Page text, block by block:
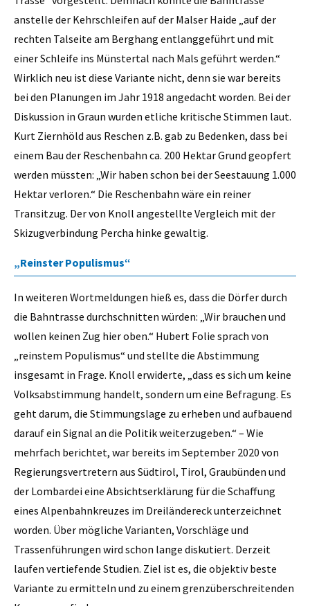
anstelle der Kehrschleifen auf der Malser Haide „auf der
rechten Talseite am Berghang entlanggeführt und mit
einer Schleife ins Münstertal nach Mals geführt werden.“
Wirklich neu ist diese Variante nicht, denn sie war bereits
bei den Planungen im Jahr 1918 angedacht worden. Bei der
Diskussion in Graun wurden etliche kritische Stimmen laut.
Kurt Ziernhöld aus Reschen z.B. gab zu Bedenken, dass bei
einem Bau der Reschenbahn ca. 200 Hektar Grund geopfert
werden müssten: „Wir haben schon bei der Seestauung 1.000
Hektar verloren.“ Die Reschenbahn wäre ein reiner
Transitzug. Der von Knoll angestellte Vergleich mit der
Skizugverbindung Percha hinke gewaltig.
„Reinster Populismus“
In weiteren Wortmeldungen hieß es, dass die Dörfer durch
die Bahntrasse durchschnitten würden: „Wir brauchen und
wollen keinen Zug hier oben.“ Hubert Folie sprach von
„reinstem Populismus“ und stellte die Abstimmung
insgesamt in Frage. Knoll erwiderte, „dass es sich um keine
Volksabstimmung handelt, sondern um eine Befragung. Es
geht darum, die Stimmungslage zu erheben und aufbauend
darauf ein Signal an die Politik weiterzugeben.“ – Wie
mehrfach berichtet, war bereits im September 2020 von
Regierungsvertretern aus Südtirol, Tirol, Graubünden und
der Lombardei eine Absichtserklärung für die Schaffung
eines Alpenbahnkreuzes im Dreiländereck unterzeichnet
worden. Über mögliche Varianten, Vorschläge und
Trassenführungen wird schon lange diskutiert. Derzeit
laufen vertiefende Studien. Ziel ist es, die objektiv beste
Variante zu ermitteln und zu einem grenzüberschreitenden